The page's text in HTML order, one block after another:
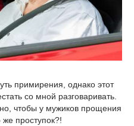
примирения, однако этот
со мной разговаривать.
чтобы у мужиков прощения
проступок?!